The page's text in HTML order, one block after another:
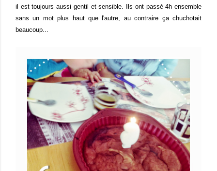
il est toujours aussi gentil et sensible. Ils ont passé 4h ensemble
sans un mot plus haut que l'autre, au contraire ça chuchotait
beaucoup...